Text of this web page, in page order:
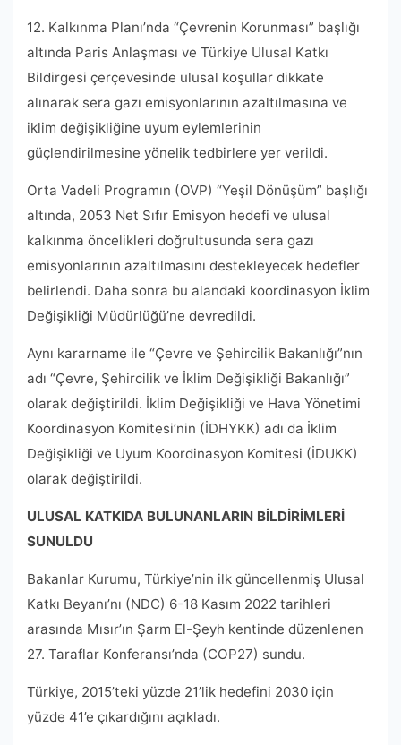
12. Kalkınma Planı’nda “Çevrenin Korunması” başlığı
altında Paris Anlaşması ve Türkiye Ulusal Katkı
Bildirgesi çerçevesinde ulusal koşullar dikkate
alınarak sera gazı emisyonlarının azaltılmasına ve
iklim değişikliğine uyum eylemlerinin
güçlendirilmesine yönelik tedbirlere yer verildi.
Orta Vadeli Programın (OVP) “Yeşil Dönüşüm” başlığı
altında, 2053 Net Sıfır Emisyon hedefi ve ulusal
kalkınma öncelikleri doğrultusunda sera gazı
emisyonlarının azaltılmasını destekleyecek hedefler
belirlendi. Daha sonra bu alandaki koordinasyon İklim
Değişikliği Müdürlüğü’ne devredildi.
Aynı kararname ile “Çevre ve Şehircilik Bakanlığı”nın
adı “Çevre, Şehircilik ve İklim Değişikliği Bakanlığı”
olarak değiştirildi. İklim Değişikliği ve Hava Yönetimi
Koordinasyon Komitesi’nin (İDHYKK) adı da İklim
Değişikliği ve Uyum Koordinasyon Komitesi (İDUKK)
olarak değiştirildi.
ULUSAL KATKIDA BULUNANLARIN BİLDİRİMLERİ
SUNULDU
Bakanlar Kurumu, Türkiye’nin ilk güncellenmiş Ulusal
Katkı Beyanı’nı (NDC) 6-18 Kasım 2022 tarihleri ​​
arasında Mısır’ın Şarm El-Şeyh kentinde düzenlenen
27. Taraflar Konferansı’nda (COP27) sundu.
Türkiye, 2015’teki yüzde 21’lik hedefini 2030 için
yüzde 41’e çıkardığını açıkladı.